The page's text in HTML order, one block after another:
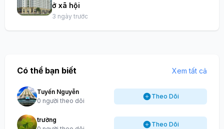
ở xã hội
3 ngày trước
Có thể bạn biết Xem tất cả
Tuyến Nguyễn
0 người theo dõi
Theo Dõi
trường
Theo Dõi